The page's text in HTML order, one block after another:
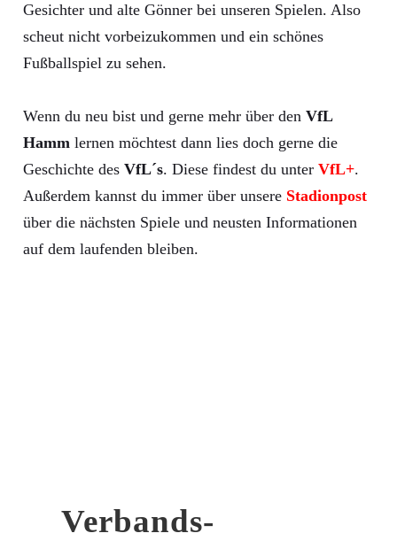
Gesichter und alte Gönner bei unseren Spielen. Also
scheut nicht vorbeizukommen und ein schönes
Fußballspiel zu sehen.
Wenn du neu bist und gerne mehr über den VfL
Hamm lernen möchtest dann lies doch gerne die
Geschichte des VfL´s. Diese findest du unter VfL+.
Außerdem kannst du immer über unsere Stadionpost
über die nächsten Spiele und neusten Informationen
auf dem laufenden bleiben.
Verbands-